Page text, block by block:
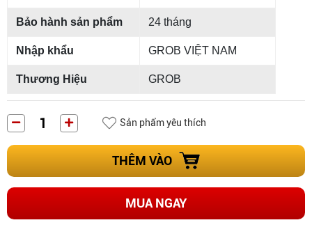
Bảo hành sản phẩm 24 tháng
Nhập khẩu GROB VIỆT NAM
Thương Hiệu GROB
Sản phẩm yêu thích
THÊM VÀO
MUA NGAY